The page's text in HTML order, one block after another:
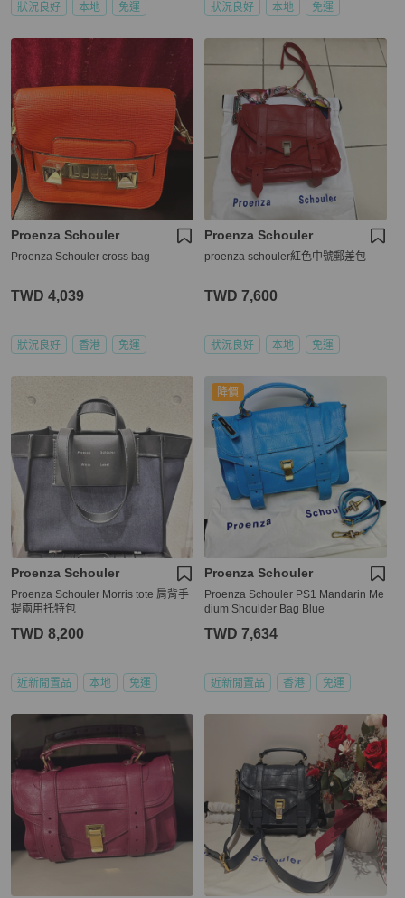
狀況良好 本地 免運 狀況良好 本地 免運
Proenza Schouler
Proenza Schouler cross bag
TWD 4,039
狀況良好 香港 免運
Proenza Schouler
proenza schouler紅色中號郵差包
TWD 7,600
狀況良好 本地 免運
Proenza Schouler
Proenza Schouler Morris tote 肩背手
提兩用托特包
TWD 8,200
近新閒置品 本地 免運
降價
Proenza Schouler
Proenza Schouler PS1 Mandarin Me
dium Shoulder Bag Blue
TWD 7,634
近新閒置品 香港 免運